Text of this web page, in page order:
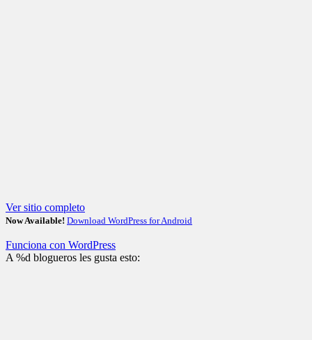
Ver sitio completo
Now Available! Download WordPress for Android
Funciona con WordPress
A%d blogueros les gusta esto: